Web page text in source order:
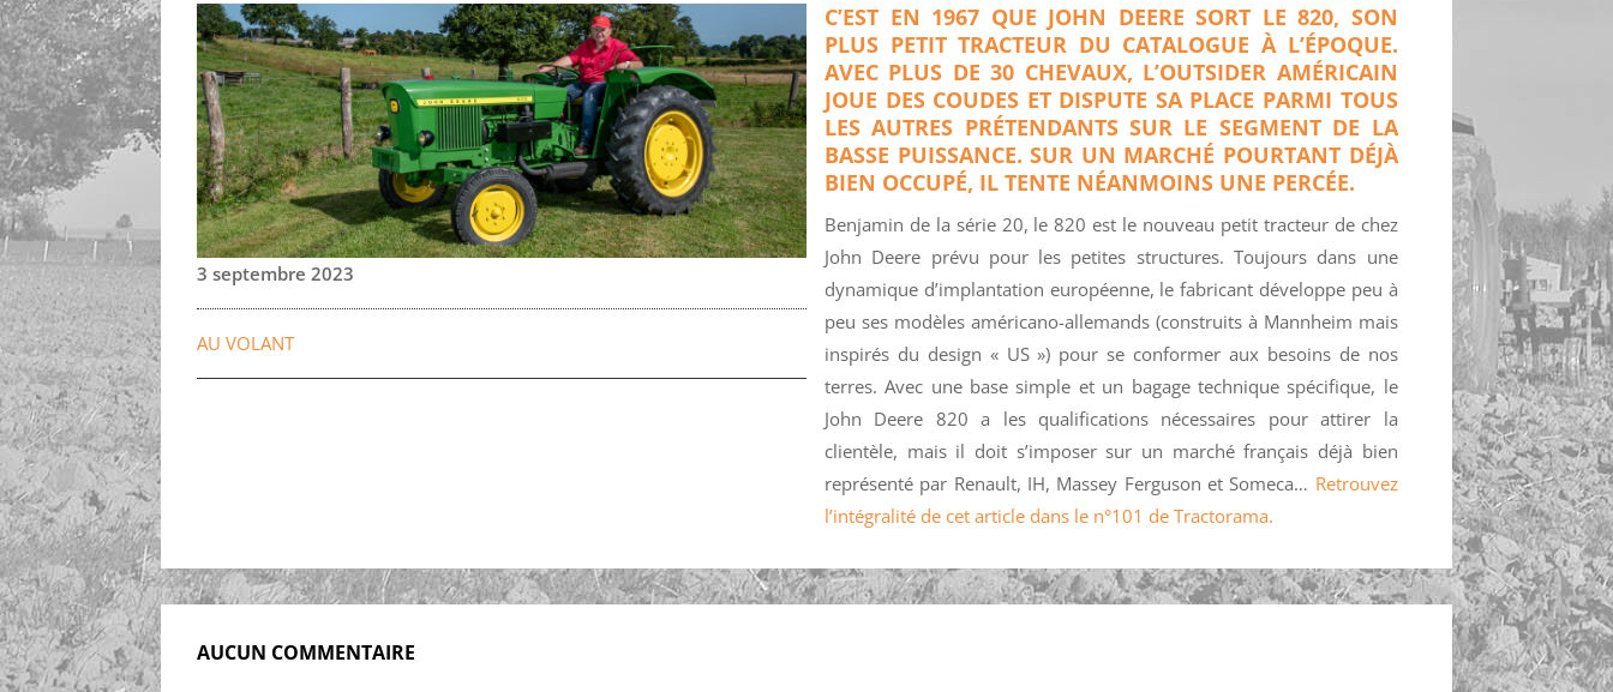
3 septembre 2023
AU VOLANT
C’EST EN 1967 QUE JOHN DEERE SORT LE 820, SON
PLUS PETIT TRACTEUR DU CATALOGUE À L’ÉPOQUE.
AVEC PLUS DE 30 CHEVAUX, L’OUTSIDER AMÉRICAIN
JOUE DES COUDES ET DISPUTE SA PLACE PARMI TOUS
LES AUTRES PRÉTENDANTS SUR LE SEGMENT DE LA
BASSE PUISSANCE. SUR UN MARCHÉ POURTANT DÉJÀ
BIEN OCCUPÉ, IL TENTE NÉANMOINS UNE PERCÉE.
Benjamin de la série 20, le 820 est le nouveau petit tracteur de chez
John Deere prévu pour les petites structures. Toujours dans une
dynamique d’implantation européenne, le fabricant développe peu à
peu ses modèles américano-allemands (construits à Mannheim mais
inspirés du design « US ») pour se conformer aux besoins de nos
terres. Avec une base simple et un bagage technique spécifique, le
John Deere 820 a les qualifications nécessaires pour attirer la
clientèle, mais il doit s’imposer sur un marché français déjà bien
représenté par Renault, IH, Massey Ferguson et Someca… Retrouvez
l’intégralité de cet article dans le n°101 de Tractorama.
AUCUN COMMENTAIRE